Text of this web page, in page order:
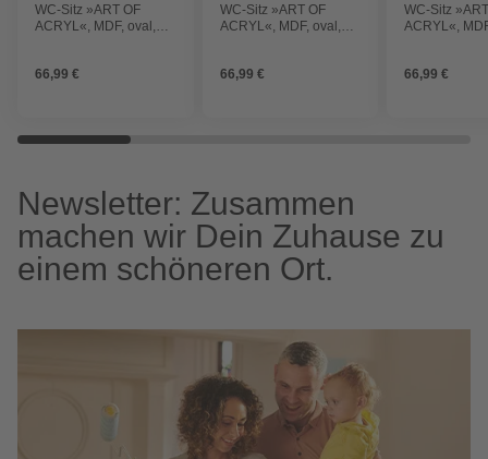
WC-Sitz »ART OF
ACRYL«, MDF, oval,
66,99 €
WC-Sitz »ART OF
ACRYL«, MDF, oval,
66,99 €
WC-Sitz
ACRYL«,
66,99 €
Newsletter: Zusammen
machen wir Dein Zuhause zu
einem schöneren Ort.